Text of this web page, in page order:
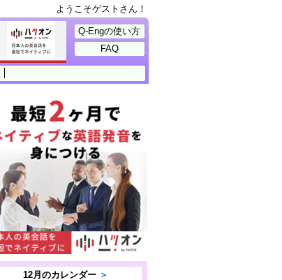
ようこそゲストさん！
Q-Engの使い方
FAQ
12月のカレンダー ＞